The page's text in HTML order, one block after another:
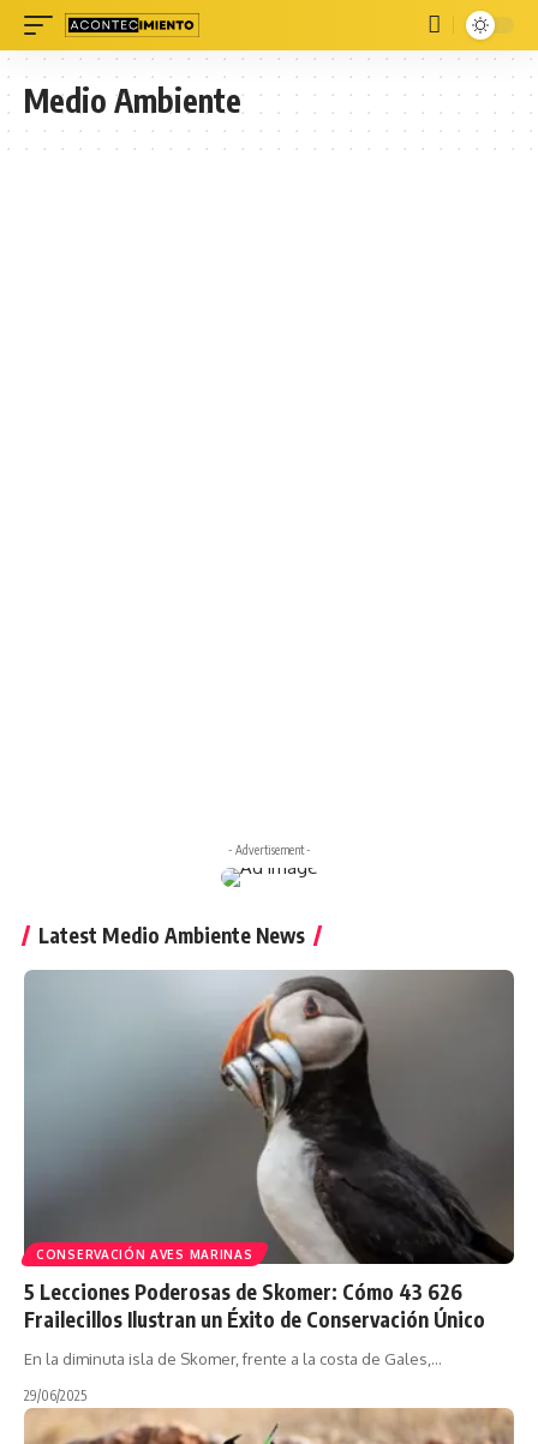
Medio Ambiente
- Advertisement -
Latest Medio Ambiente News
CONSERVACIÓN AVES MARINAS
5 Lecciones Poderosas de Skomer: Cómo 43 626
Frailecillos Ilustran un Éxito de Conservación Único
En la diminuta isla de Skomer, frente a la costa de Gales,…
29/06/2025